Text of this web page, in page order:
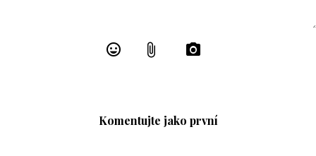
Komentujte jako první